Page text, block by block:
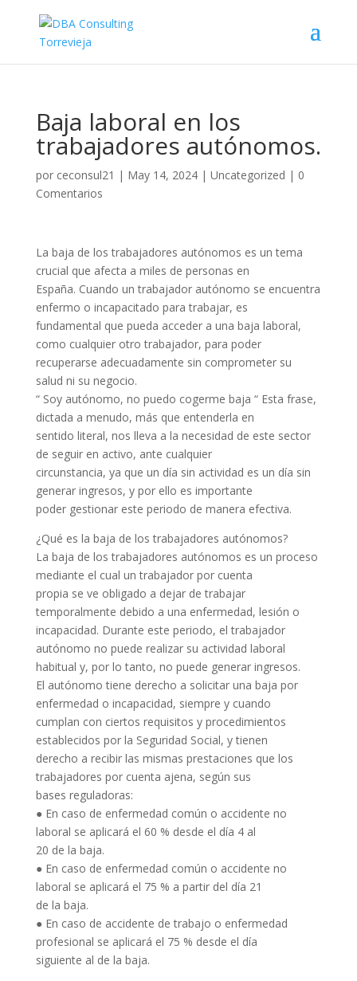
Baja laboral en los
trabajadores autónomos.
por ceconsul21 | May 14, 2024| Uncategorized | 0
Comentarios
La baja de los trabajadores autónomos es un tema
crucial que afecta a miles de personas en
España. Cuando un trabajador autónomo se encuentra
enfermo o incapacitado para trabajar, es
fundamental que pueda acceder a una baja laboral,
como cualquier otro trabajador, para poder
recuperarse adecuadamente sin comprometer su
salud ni su negocio.
“ Soy autónomo, no puedo cogerme baja “ Esta frase,
dictada a menudo, más que entenderla en
sentido literal, nos lleva a la necesidad de este sector
de seguir en activo, ante cualquier
circunstancia, ya que un día sin actividad es un día sin
generar ingresos, y por ello es importante
poder gestionar este periodo de manera efectiva.
¿Qué es la baja de los trabajadores autónomos?
La baja de los trabajadores autónomos es un proceso
mediante el cual un trabajador por cuenta
propia se ve obligado a dejar de trabajar
temporalmente debido a una enfermedad, lesión o
incapacidad. Durante este periodo, el trabajador
autónomo no puede realizar su actividad laboral
habitual y, por lo tanto, no puede generar ingresos.
El autónomo tiene derecho a solicitar una baja por
enfermedad o incapacidad, siempre y cuando
cumplan con ciertos requisitos y procedimientos
establecidos por la Seguridad Social, y tienen
derecho a recibir las mismas prestaciones que los
trabajadores por cuenta ajena, según sus
bases reguladoras:
● En caso de enfermedad común o accidente no
laboral se aplicará el 60 % desde el día 4 al
20 de la baja.
● En caso de enfermedad común o accidente no
laboral se aplicará el 75 % a partir del día 21
de la baja.
● En caso de accidente de trabajo o enfermedad
profesional se aplicará el 75 % desde el día
siguiente al de la baja.